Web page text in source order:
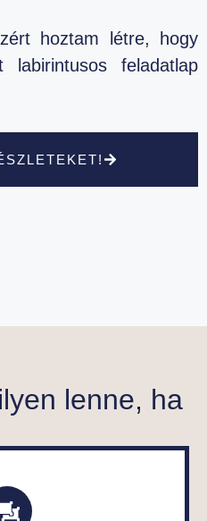
hoztam létre, hogy
labirintusos feladatlap
lenne, ha